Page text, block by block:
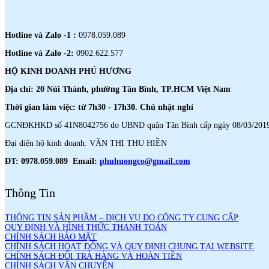
Hotline và Zalo -1 : 0978.059.089
Hotline và Zalo -2: 0902.622.577
HỘ KINH DOANH PHÚ HƯƠNG
Địa chỉ: 20 Núi Thành, phường Tân Bình, TP.HCM Việt Nam
Thời gian làm việc: từ 7h30 - 17h30. Chủ nhật nghỉ
GCNĐKHKD số 41N8042756 do UBND quận Tân Bình cấp ngày 08/03/
Đại diện hộ kinh doanh: VĂN THỊ THU HIỀN
ĐT: 0978.059.089 Email: phuhuongco@gmail.com
Thông Tin
THÔNG TIN SẢN PHẦM – DỊCH VỤ DO CÔNG TY CUNG CẤP
QUY ĐỊNH VÀ HÌNH THỨC THANH TOÁN
CHÍNH SÁCH BẢO MẬT
CHÍNH SÁCH HOẠT ĐỘNG VÀ QUY ĐỊNH CHUNG TẠI WEBSITE
CHÍNH SÁCH ĐỔI TRẢ HÀNG VÀ HOÀN TIỀN
CHÍNH SÁCH VẬN CHUYỂN